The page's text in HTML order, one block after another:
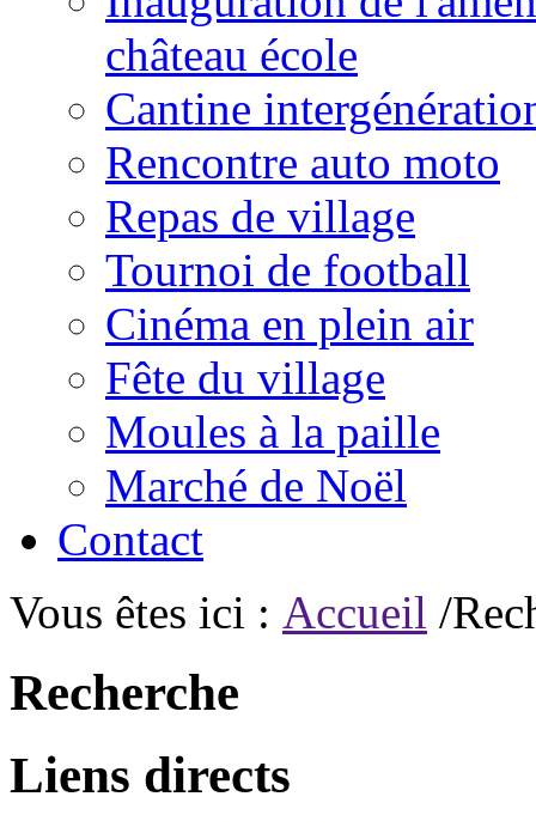
château école
Cantine
Rencontre auto moto
Repas de village
Tournoi de football
Cinéma en plein air
Fête du village
Moules à la paille
Marché de Noël
Contact
Vous êtes ici : Accueil /
Recherche
Liens directs